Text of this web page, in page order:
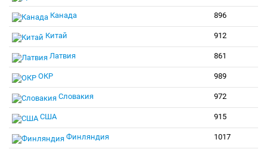
Канада 896
Китай 912
Латвия 861
ОКР 989
Словакия 972
США 915
Финляндия 1017